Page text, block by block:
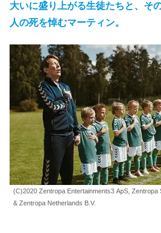
大いに盛り上がる生徒たちと、そ
人の死を悼むマーティン。
(C)2020 Zentropa Entertainments3 ApS, Zentropa
& Zentropa Netherlands B.V.